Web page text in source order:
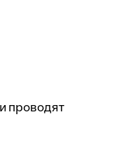
проводят